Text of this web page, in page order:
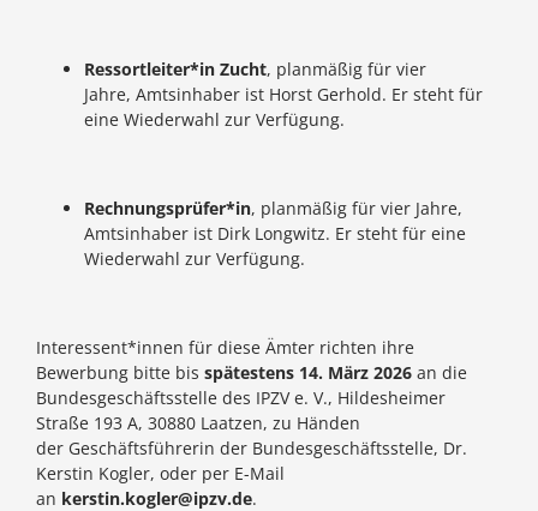
Ressortleiter*in Zucht, planmäßig für vier
Jahre, Amtsinhaber ist Horst Gerhold. Er steht für
eine Wiederwahl zur Verfügung.
Rechnungsprüfer*in, planmäßig für vier Jahre,
Amtsinhaber ist Dirk Longwitz. Er steht für eine
Wiederwahl zur Verfügung.
Interessent*innen für diese Ämter richten ihre
Bewerbung bitte bis spätestens 14. März 2026 an die
Bundesgeschäftsstelle des IPZV e. V., Hildesheimer
Straße 193 A, 30880 Laatzen, zu Händen
der Geschäftsführerin der Bundesgeschäftsstelle, Dr.
Kerstin Kogler, oder per E-Mail
an kerstin.kogler@ipzv.de.